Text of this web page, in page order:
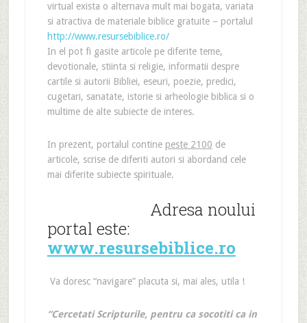
virtual exista o alternava mult mai bogata, variata
si atractiva de materiale biblice gratuite – portalul
http://www.resursebiblice.ro/
In el pot fi gasite articole pe diferite teme,
devotionale, stiinta si religie, informatii despre
cartile si autorii Bibliei, eseuri, poezie, predici,
cugetari, sanatate, istorie si arheologie biblica si o
multime de alte subiecte de interes.
In prezent, portalul contine peste 2100 de
articole, scrise de diferiti autori si abordand cele
mai diferite subiecte spirituale.
Adresa noului
portal este:
www.resursebiblice.ro
Va doresc “navigare” placuta si, mai ales, utila !
“Cercetati Scripturile, pentru ca socotiti ca in